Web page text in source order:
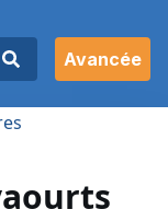
Avancée